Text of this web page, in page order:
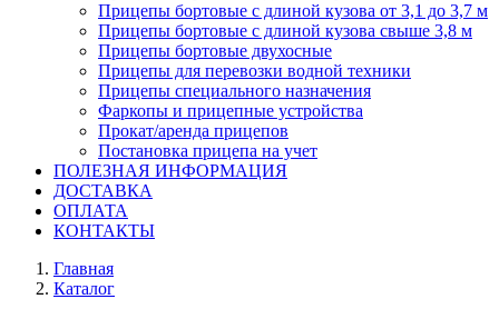
Прицепы бортовые с длиной кузова от 3,1 до 3,7 м
Прицепы бортовые с длиной кузова свыше 3,8 м
Прицепы бортовые двухосные
Прицепы для перевозки водной техники
Прицепы специального назначения
Фаркопы и прицепные устройства
Прокат/аренда прицепов
Постановка прицепа на учет
ПОЛЕЗНАЯ ИНФОРМАЦИЯ
ДОСТАВКА
ОПЛАТА
КОНТАКТЫ
Главная
Каталог